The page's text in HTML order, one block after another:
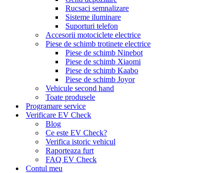
Rucsaci semnalizare
Sisteme iluminare
Suporturi telefon
Accesorii motociclete electrice
Piese de schimb trotinete electrice
Piese de schimb Ninebot
Piese de schimb Xiaomi
Piese de schimb Kaabo
Piese de schimb Joyor
Vehicule second hand
Toate produsele
Programare service
Verificare EV Check
Blog
Ce este EV Check?
Verifica istoric vehicul
Raporteaza furt
FAQ EV Check
Contul meu